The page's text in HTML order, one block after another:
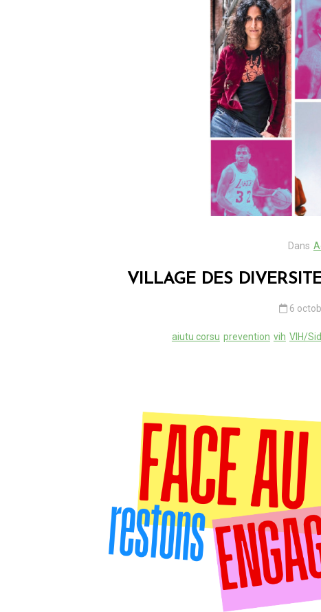
Dans
VILLAGE DES
6
aiutu corsu prevention vih VIH/